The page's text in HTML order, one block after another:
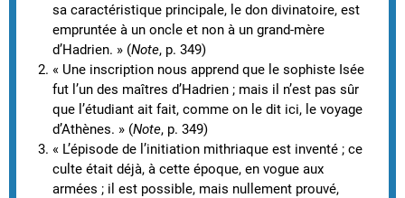
sa caractéristique principale, le don divinatoire, est
empruntée à un oncle et non à un grand-mère
d’Hadrien. » (Note, p. 349)
« Une inscription nous apprend que le sophiste Isée
fut l’un des maîtres d’Hadrien ; mais il n’est pas sûr
que l’étudiant ait fait, comme on le dit ici, le voyage
d’Athènes. » (Note, p. 349)
« L’épisode de l’initiation mithriaque est inventé ; ce
culte était déjà, à cette époque, en vogue aux
armées ; il est possible, mais nullement prouvé,